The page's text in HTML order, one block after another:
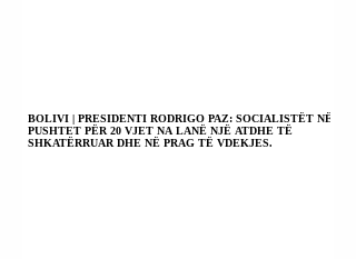
BOLIVI | PRESIDENTI RODRIGO PAZ: SOCIALISTËT NË
PUSHTET PËR 20 VJET NA LANË NJË ATDHE TË
SHKATËRRUAR DHE NË PRAG TË VDEKJES.